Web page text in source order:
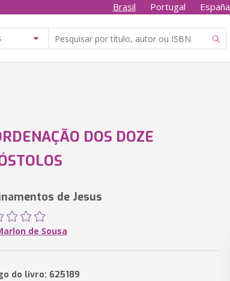
Brasil Portugal España
DOS DOZE
de Jesus
de Sousa
do livro: 625189